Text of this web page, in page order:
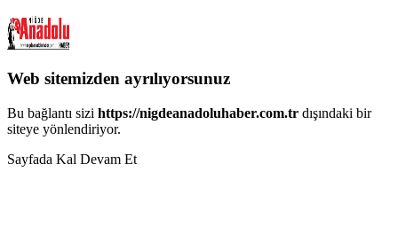
Web sitemizden ayrılıyorsunuz
Bu bağlantı sizi https://nigdeanadoluhaber.com.tr dışındaki bir
siteye yönlendiriyor.
Sayfada Kal Devam Et